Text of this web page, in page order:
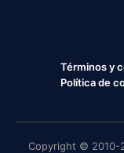
Términos y
Política de
Copyright © 2010-